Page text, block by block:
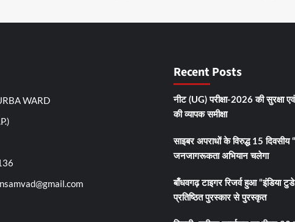
WARD
Recent Posts
नीट (UG) परीक्षा-2026 की सुरक्षा
की व्यापक समीक्षा
साइबर अपराधों के विरुद्ध 15
जनजागरूकता अभियान चलेगा
बाँधवगढ़ टाइगर रिजर्व हुआ “इंडिया
प्रतिष्ठित पुरस्कार से पुरस्कृत